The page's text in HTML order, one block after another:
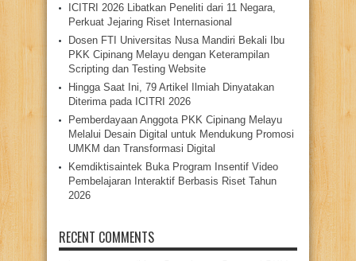
ICITRI 2026 Libatkan Peneliti dari 11 Negara,
Perkuat Jejaring Riset Internasional
Dosen FTI Universitas Nusa Mandiri Bekali Ibu
PKK Cipinang Melayu dengan Keterampilan
Scripting dan Testing Website
Hingga Saat Ini, 79 Artikel Ilmiah Dinyatakan
Diterima pada ICITRI 2026
Pemberdayaan Anggota PKK Cipinang Melayu
Melalui Desain Digital untuk Mendukung Promosi
UMKM dan Transformasi Digital
Kemdiktisaintek Buka Program Insentif Video
Pembelajaran Interaktif Berbasis Riset Tahun
2026
RECENT COMMENTS